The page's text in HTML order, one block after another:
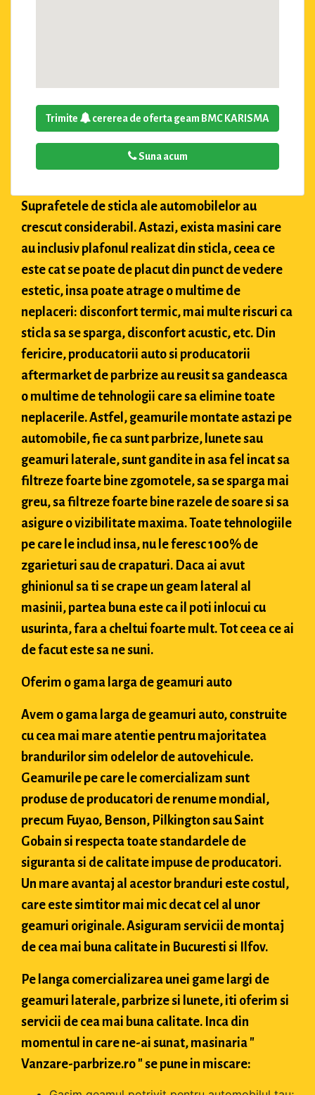
Trimite cererea de oferta geam BMC KARISMA
Suna acum
Suprafetele de sticla ale automobilelor au
crescut considerabil. Astazi, exista masini care
au inclusiv plafonul realizat din sticla, ceea ce
este cat se poate de placut din punct de vedere
estetic, insa poate atrage o multime de
neplaceri: disconfort termic, mai multe riscuri ca
sticla sa se sparga, disconfort acustic, etc. Din
fericire, producatorii auto si producatorii
aftermarket de parbrize au reusit sa gandeasca
o multime de tehnologii care sa elimine toate
neplacerile. Astfel, geamurile montate astazi pe
automobile, fie ca sunt parbrize, lunete sau
geamuri laterale, sunt gandite in asa fel incat sa
filtreze foarte bine zgomotele, sa se sparga mai
greu, sa filtreze foarte bine razele de soare si sa
asigure o vizibilitate maxima. Toate tehnologiile
pe care le includ insa, nu le feresc 100% de
zgarieturi sau de crapaturi. Daca ai avut
ghinionul sa ti se crape un geam lateral al
masinii, partea buna este ca il poti inlocui cu
usurinta, fara a cheltui foarte mult. Tot ceea ce ai
de facut este sa ne suni.
Oferim o gama larga de geamuri auto
Avem o gama larga de geamuri auto, construite
cu cea mai mare atentie pentru majoritatea
brandurilor sim odelelor de autovehicule.
Geamurile pe care le comercializam sunt
produse de producatori de renume mondial,
precum Fuyao, Benson, Pilkington sau Saint
Gobain si respecta toate standardele de
siguranta si de calitate impuse de producatori.
Un mare avantaj al acestor branduri este costul,
care este simtitor mai mic decat cel al unor
geamuri originale. Asiguram servicii de montaj
de cea mai buna calitate in Bucuresti si Ilfov.
Pe langa comercializarea unei game largi de
geamuri laterale, parbrize si lunete, iti oferim si
servicii de cea mai buna calitate. Inca din
momentul in care ne-ai sunat, masinaria "
Vanzare-parbrize.ro " se pune in miscare: